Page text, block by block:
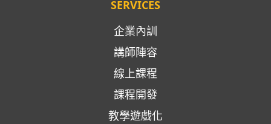
SERVICES
企業內訓
講師陣容
線上課程
課程開發
教學遊戲化